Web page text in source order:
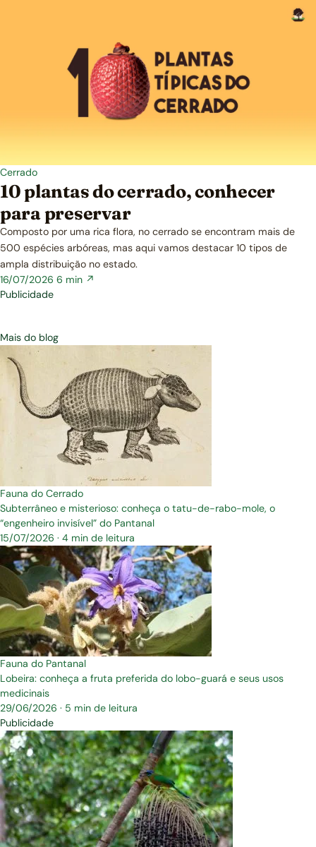
Cerrado
10 plantas do cerrado, conhecer
para preservar
Composto por uma rica flora, no cerrado se encontram mais de
500 espécies arbóreas, mas aqui vamos destacar 10 tipos de
ampla distribuição no estado.
16/07/2026 6 min ↗
Publicidade
Mais do blog
Fauna do Cerrado
Subterrâneo e misterioso: conheça o tatu-de-rabo-mole, o
“engenheiro invisível” do Pantanal
15/07/2026 · 4 min de leitura
Fauna do Pantanal
Lobeira: conheça a fruta preferida do lobo-guará e seus usos
medicinais
29/06/2026 · 5 min de leitura
Publicidade